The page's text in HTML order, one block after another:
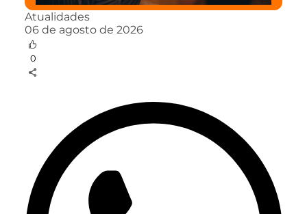
Atualidades
06 de agosto de 2026
0